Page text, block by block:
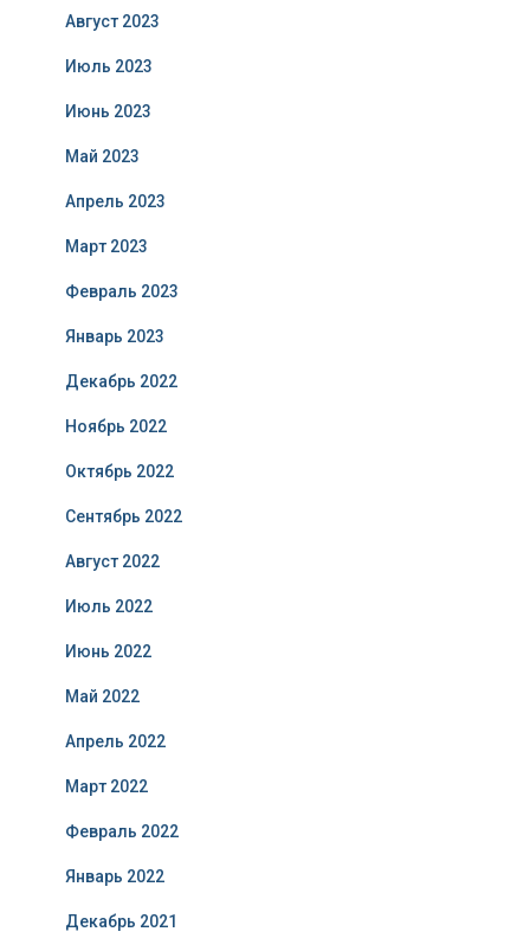
Август 2023
Июль 2023
Июнь 2023
Май 2023
Апрель 2023
Март 2023
Февраль 2023
Январь 2023
Декабрь 2022
Ноябрь 2022
Октябрь 2022
Сентябрь 2022
Август 2022
Июль 2022
Июнь 2022
Май 2022
Апрель 2022
Март 2022
Февраль 2022
Январь 2022
Декабрь 2021